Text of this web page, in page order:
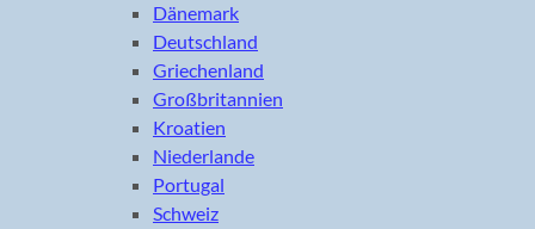
Dänemark
Deutschland
Griechenland
Großbritannien
Kroatien
Niederlande
Portugal
Schweiz